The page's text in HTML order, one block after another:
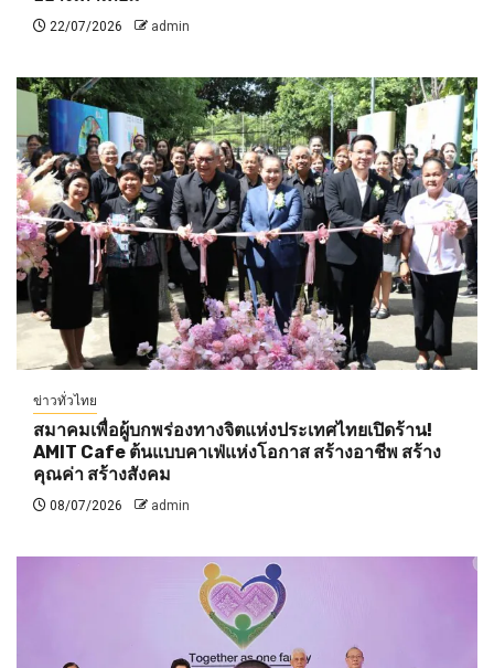
22/07/2026 admin
ข่าวทั่วไทย
สมาคมเพื่อผู้บกพร่องทางจิตแห่งประเทศไทยเปิดร้าน!
AMIT Cafe ต้นแบบคาเฟ่แห่งโอกาส สร้างอาชีพ สร้าง
คุณค่า สร้างสังคม
08/07/2026 admin